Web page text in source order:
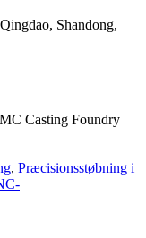
Shandong,
Casting Foundry |
, Præcisionsstøbning i